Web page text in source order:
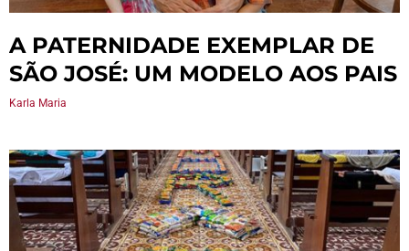
A PATERNIDADE EXEMPLAR DE
SÃO JOSÉ: UM MODELO AOS PAIS
Karla Maria